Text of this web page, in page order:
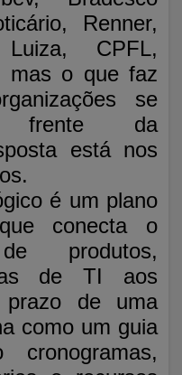
Renner,
CPFL,
mas o que faz
se
frente da
está nos
é um plano
conecta o
de produtos,
de TI aos
prazo de uma
como um guia
cronogramas,